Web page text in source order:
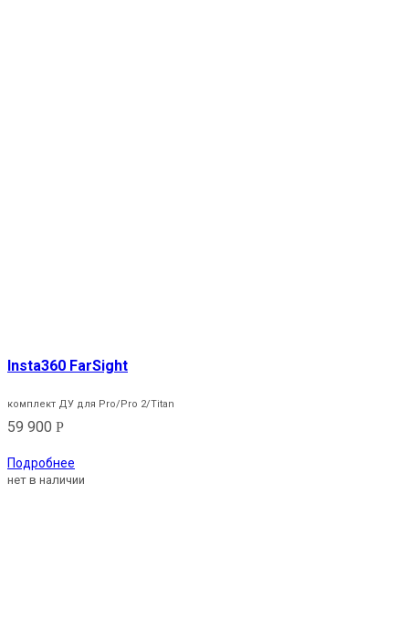
Insta360 FarSight
комплект ДУ для Pro/Pro 2/Titan
59 900 Р
Подробнее
нет в наличии